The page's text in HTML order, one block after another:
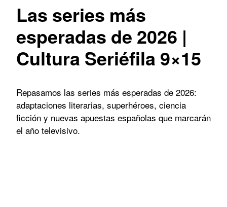
Las series más
esperadas de 2026 |
Cultura Seriéfila 9×15
Repasamos las series más esperadas de 2026:
adaptaciones literarias, superhéroes, ciencia
ficción y nuevas apuestas españolas que marcarán
el año televisivo.